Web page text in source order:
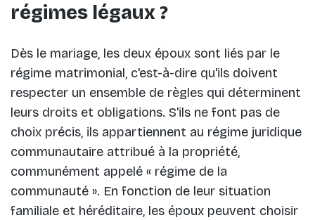
régimes légaux ?
Dès le mariage, les deux époux sont liés par le
régime matrimonial, c'est-à-dire qu'ils doivent
respecter un ensemble de règles qui déterminent
leurs droits et obligations. S'ils ne font pas de
choix précis, ils appartiennent au régime juridique
communautaire attribué à la propriété,
communément appelé « régime de la
communauté ». En fonction de leur situation
familiale et héréditaire, les époux peuvent choisir